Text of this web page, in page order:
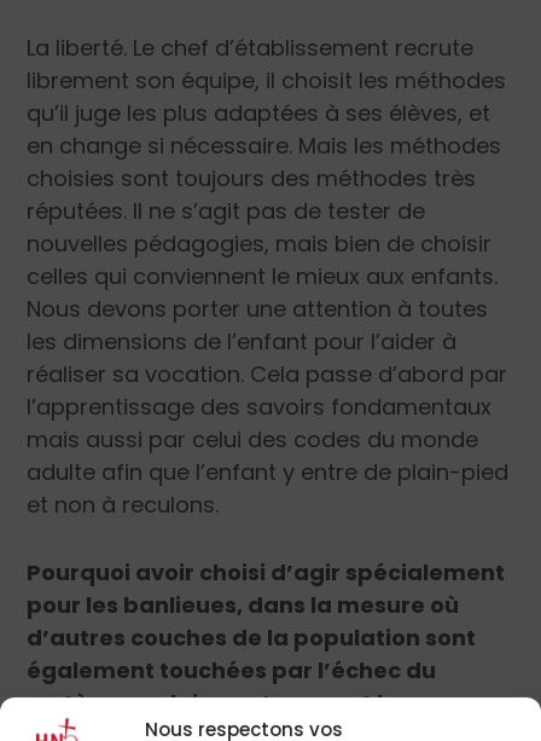
Nous respectons vos
La liberté. Le chef d’établissement recrute
librement son équipe, il choisit les méthodes
qu’il juge les plus adaptées à ses élèves, et
en change si nécessaire. Mais les méthodes
choisies sont toujours des méthodes très
réputées. Il ne s’agit pas de tester de
nouvelles pédagogies, mais bien de choisir
celles qui conviennent le mieux aux enfants.
Nous devons porter une attention à toutes
les dimensions de l’enfant pour l’aider à
réaliser sa vocation. Cela passe d’abord par
l’apprentissage des savoirs fondamentaux
mais aussi par celui des codes du monde
adulte afin que l’enfant y entre de plain-pied
et non à reculons.
Pourquoi avoir choisi d’agir spécialement
pour les banlieues, dans la mesure où
d’autres couches de la population sont
également touchées par l’échec du
système scolaire, notamment les zones